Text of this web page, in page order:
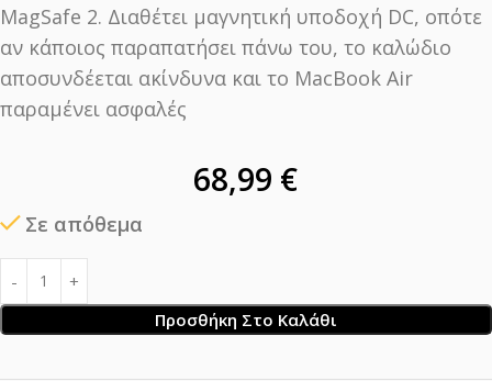
MagSafe 2. Διαθέτει μαγνητική υποδοχή DC, οπότε
αν κάποιος παραπατήσει πάνω του, το καλώδιο
αποσυνδέεται ακίνδυνα και το MacBook Air
παραμένει ασφαλές
68,99 €
Σε απόθεμα
Προσθήκη Στο Καλάθι